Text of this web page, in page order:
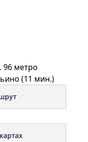
96 метро
(11 мин.)